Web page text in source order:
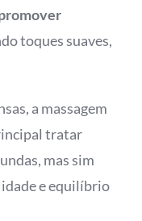
toques suaves,
a massagem
tratar
mas sim
e equilíbrio